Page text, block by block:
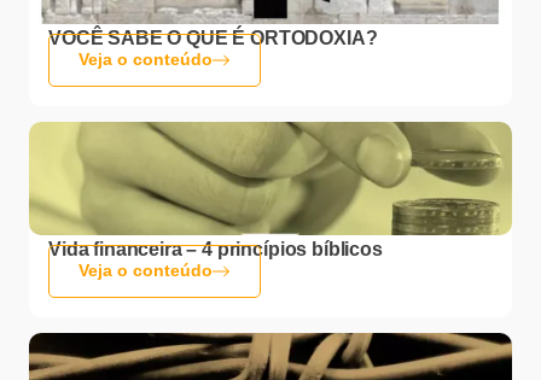
VOCÊ SABE O QUE É ORTODOXIA?
Veja o conteúdo
Vida financeira – 4 princípios bíblicos
Veja o conteúdo